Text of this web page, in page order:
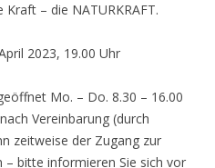
– die NATURKRAFT.
2023, 19.00 Uhr
Mo. – Do. 8.30 – 16.00
Vereinbarung (durch
zeitweise der Zugang zur
– bitte informieren Sie sich vor